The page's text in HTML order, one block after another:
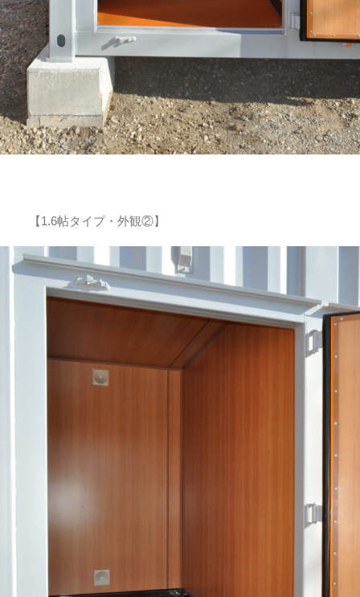
【1.6帖タイプ・外観②】